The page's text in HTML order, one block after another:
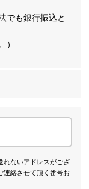
でも銀行振込と
）
れないアドレスがござ
連絡させて頂く番号お